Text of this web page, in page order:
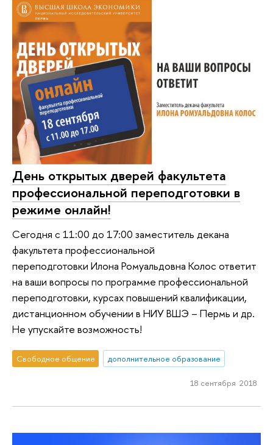
День открытых дверей факультета
профессиональной переподготовки в
режиме онлайн!
Сегодня с 11:00 до 17:00 заместитель декана
факультета профессиональной
переподготовки Илона Ромуальдовна Колос ответит
на ваши вопросы по программе профессиональной
переподготовки, курсах повышений квалификации,
дистанционном обучении в НИУ ВШЭ – Пермь и др.
Не упускайте возможность!
Свободное общение дополнительное образование
18 сентября 2018